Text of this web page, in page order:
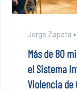
Jorge Zapata
Más de 80
el Sistema
Violencia de